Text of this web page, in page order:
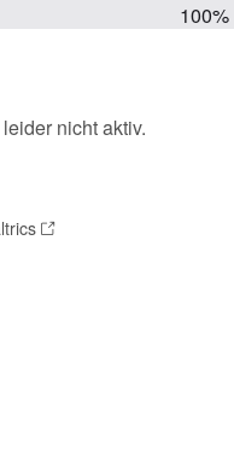
100%
nicht aktiv.